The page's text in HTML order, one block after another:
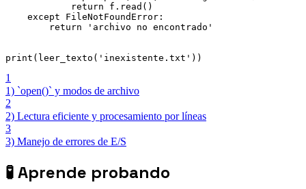
            return f.read()
    except FileNotFoundError:
        return 'archivo no encontrado'
print(leer_texto('inexistente.txt'))
1
1) `open()` y modos de archivo
2
2) Lectura eficiente y procesamiento por líneas
3
3) Manejo de errores de E/S
🧪Aprende probando